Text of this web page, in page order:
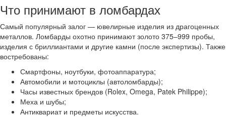
Что принимают в ломбардах
Самый популярный залог — ювелирные изделия из драгоценных
металлов. Ломбарды охотно принимают золото 375–999 пробы,
изделия с бриллиантами и другие камни (после экспертизы). Также
востребованы:
Смартфоны, ноутбуки, фотоаппаратура;
Автомобили и мотоциклы (автоломбарды);
Часы известных брендов (Rolex, Omega, Patek Philippe);
Меха и шубы;
Антиквариат и предметы искусства.